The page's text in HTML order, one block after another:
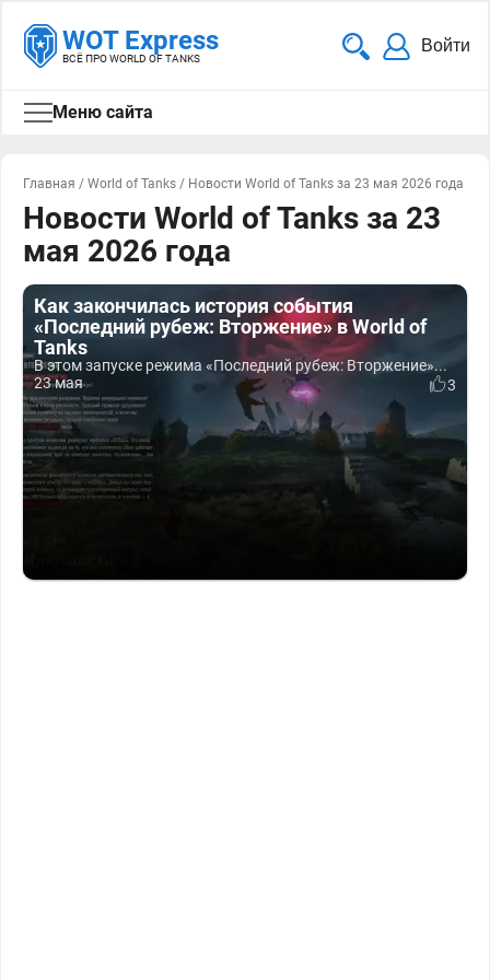
WOT Express
ВСЁ ПРО WORLD OF TANKS
Войти
Меню сайта
Главная / World of Tanks / Новости World of Tanks за 23 мая 2026 года
Новости World of Tanks за 23
мая 2026 года
Как закончилась история события
«Последний рубеж: Вторжение» в World of
Tanks
В этом запуске режима «Последний рубеж: Вторжение»...
23 мая
3